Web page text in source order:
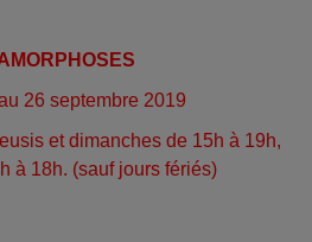
26 septembre 2019
et dimanches de 15h à 19h,
à 18h. (sauf jours fériés)